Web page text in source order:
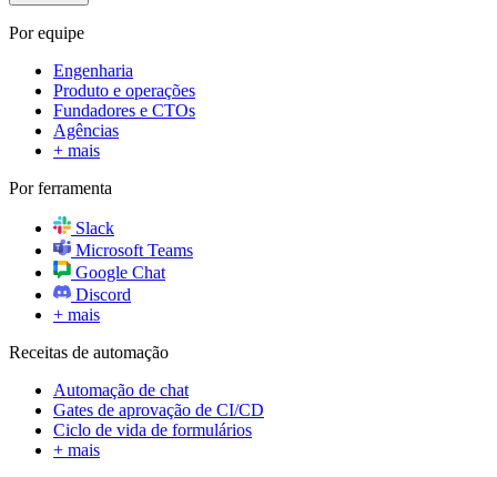
Por equipe
Engenharia
Produto e operações
Fundadores e CTOs
Agências
+ mais
Por ferramenta
Slack
Microsoft Teams
Google Chat
Discord
+ mais
Receitas de automação
Automação de chat
Gates de aprovação de CI/CD
Ciclo de vida de formulários
+ mais